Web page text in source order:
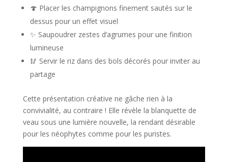
🍄 Placer les champignons finement sautés sur le
dessus pour un effet visuel
✨ Saupoudrer zestes d’agrumes pour une finition
lumineuse
🥢 Servir le riz dans des bols décorés pour inviter au
partage
Cette présentation créative ne gâche rien à la
convivialité, au contraire ! Elle révèle la blanquette de
veau sous une lumière nouvelle, la rendant désirable
pour les néophytes comme pour les puristes.